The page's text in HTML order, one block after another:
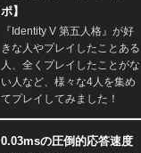
ポ】
『Identity V 第五人格』が好
きな人やプレイしたことある
人、全くプレイしたことがな
い人など、様々な4人を集め
てプレイしてみました！
0.03msの圧倒的応答速度